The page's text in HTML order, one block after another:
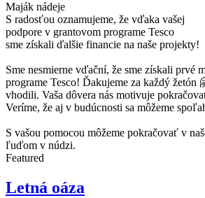
Maják nádeje
S radosťou oznamujeme, že vďaka vašej
podpore v grantovom programe Tesco
sme získali ďalšie financie na naše projekty!
Sme nesmierne vďační, že sme získali prvé
programe Tesco! Ďakujeme za každý žetón
vhodili. Vaša dôvera nás motivuje
Veríme, že aj v budúcnosti sa môžeme
S vašou pomocou môžeme pokračovať v
ľuďom v núdzi.
Featured
Letná oáza